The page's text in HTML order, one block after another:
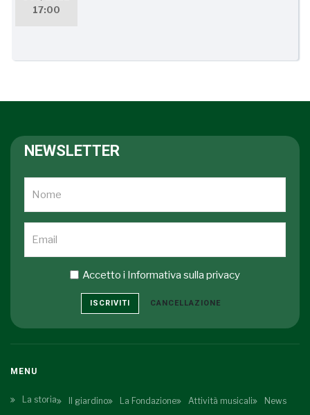
17:00
NEWSLETTER
Accetto i Informativa sulla privacy
ISCRIVITI CANCELLAZIONE
MENU
La storia Il giardino La Fondazione Attività musicali News